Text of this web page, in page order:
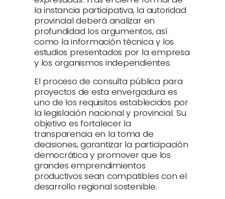
la instancia participativa, la autoridad
provincial deberá analizar en
profundidad los argumentos, así
como la información técnica y los
estudios presentados por la empresa
y los organismos independientes.
El proceso de consulta pública para
proyectos de esta envergadura es
uno de los requisitos establecidos por
la legislación nacional y provincial. Su
objetivo es fortalecer la
transparencia en la toma de
decisiones, garantizar la participación
democrática y promover que los
grandes emprendimientos
productivos sean compatibles con el
desarrollo regional sostenible.